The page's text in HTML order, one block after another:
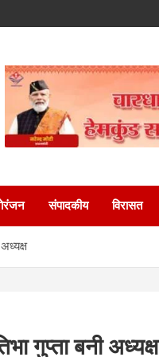
संपादकीय विरासत
गुप्ता बनी अध्यक्ष